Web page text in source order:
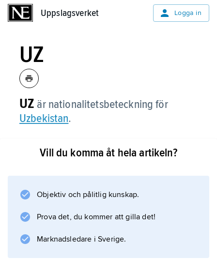
Uppslagsverket Logga in
UZ
UZ är nationalitetsbeteckning för
Uzbekistan.
Vill du komma åt hela artikeln?
Objektiv och pålitlig kunskap.
Prova det, du kommer att gilla det!
Marknadsledare i Sverige.